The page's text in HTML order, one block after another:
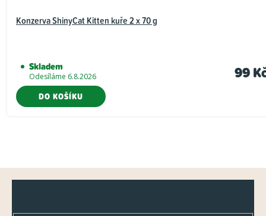
Konzerva ShinyCat Kitten kuře 2 x 70 g
Skladem
Odesíláme 6.8.2026 99
DO KOŠÍKU